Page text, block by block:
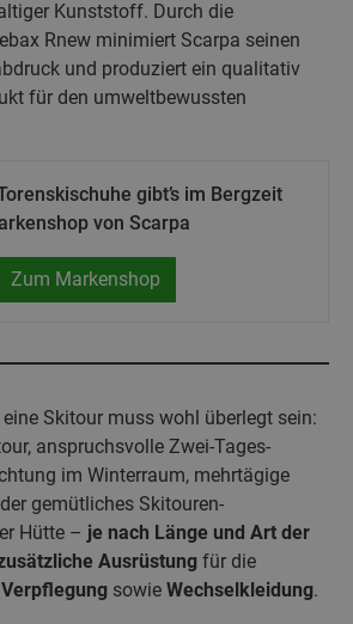
Kunststoff. Durch die
Rnew minimiert Scarpa seinen
und produziert ein qualitativ
für den umweltbewussten
gibt’s im Bergzeit
von Scarpa
Zum Markenshop
Skitour muss wohl überlegt sein:
anspruchsvolle Zwei-Tages-
im Winterraum, mehrtägige
gemütliches Skitouren-
Hütte – je nach Länge und Art der
Ausrüstung für die
Verpflegung sowie Wechselkleidung.